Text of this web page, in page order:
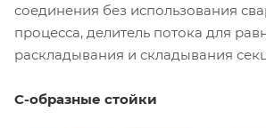
соединения без использования
процесса, делитель потока для
раскладывания и складывания
С-образные стойки